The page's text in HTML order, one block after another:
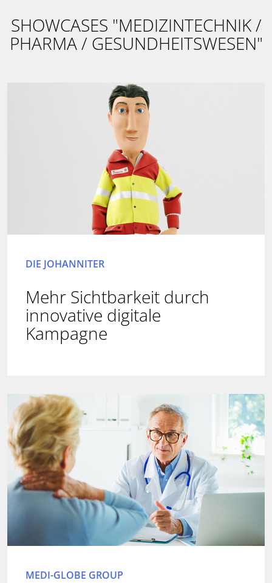
SHOWCASES "MEDIZINTECHNIK /
PHARMA / GESUNDHEITSWESEN"
DIE JOHANNITER
Mehr Sichtbarkeit durch
innovative digitale
Kampagne
MEDI-GLOBE GROUP